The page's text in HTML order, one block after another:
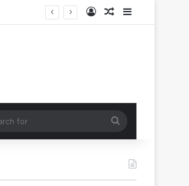
Log InRandom Article
Sidebar
for